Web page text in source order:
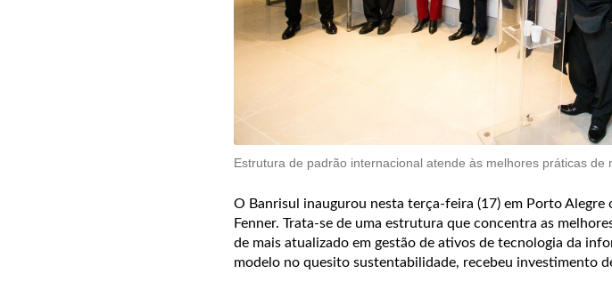
Estrutura de padrão internacional atende às melhores práticas de
O Banrisul inaugurou nesta terça-feira (17) em Porto
Fenner. Trata-se de uma estrutura que concentra as
de mais atualizado em gestão de ativos de tecnologia da
modelo no quesito sustentabilidade, recebeu investimento